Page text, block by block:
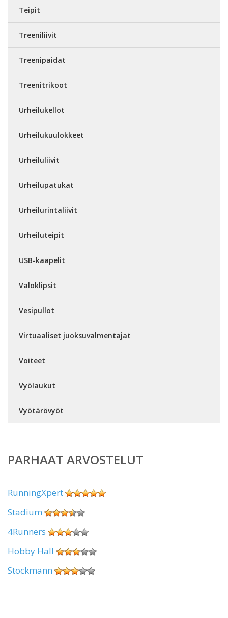
Teipit
Treeniliivit
Treenipaidat
Treenitrikoot
Urheilukellot
Urheilukuulokkeet
Urheiluliivit
Urheilupatukat
Urheilurintaliivit
Urheiluteipit
USB-kaapelit
Valoklipsit
Vesipullot
Virtuaaliset juoksuvalmentajat
Voiteet
Vyölaukut
Vyötärövyöt
PARHAAT ARVOSTELUT
RunningXpert
Stadium
4Runners
Hobby Hall
Stockmann